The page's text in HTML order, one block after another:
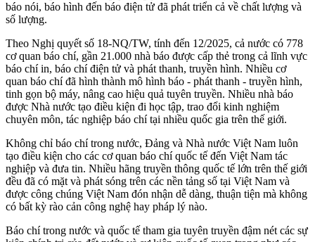
báo nói, báo hình đến báo điện tử đã phát triển cả về chất lượng và
số lượng.
Theo Nghị quyết số 18-NQ/TW, tính đến 12/2025, cả nước có 778
cơ quan báo chí, gần 21.000 nhà báo được cấp thẻ trong cả lĩnh vực
báo chí in, báo chí điện tử và phát thanh, truyền hình. Nhiều cơ
quan báo chí đã hình thành mô hình báo - phát thanh - truyền hình,
tinh gọn bộ máy, nâng cao hiệu quả tuyên truyền. Nhiều nhà báo
được Nhà nước tạo điều kiện đi học tập, trao đổi kinh nghiệm
chuyên môn, tác nghiệp báo chí tại nhiều quốc gia trên thế giới.
Không chỉ báo chí trong nước, Đảng và Nhà nước Việt Nam luôn
tạo điều kiện cho các cơ quan báo chí quốc tế đến Việt Nam tác
nghiệp và đưa tin. Nhiều hãng truyền thông quốc tế lớn trên thế giới
đều đã có mặt và phát sóng trên các nền tảng số tại Việt Nam và
được công chúng Việt Nam đón nhận dễ dàng, thuận tiện mà không
có bất kỳ rào cản công nghệ hay pháp lý nào.
Báo chí trong nước và quốc tế tham gia tuyên truyền đậm nét các sự